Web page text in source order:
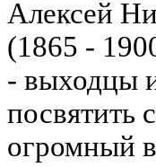
Алексей
(1865 -
- выходцы
посвятить
огромный